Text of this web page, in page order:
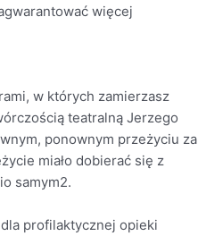
więcej
w których zamierzasz
teatralną Jerzego
ponownym przeżyciu za
miało dobierać się z
samym2.
profilaktycznej opieki